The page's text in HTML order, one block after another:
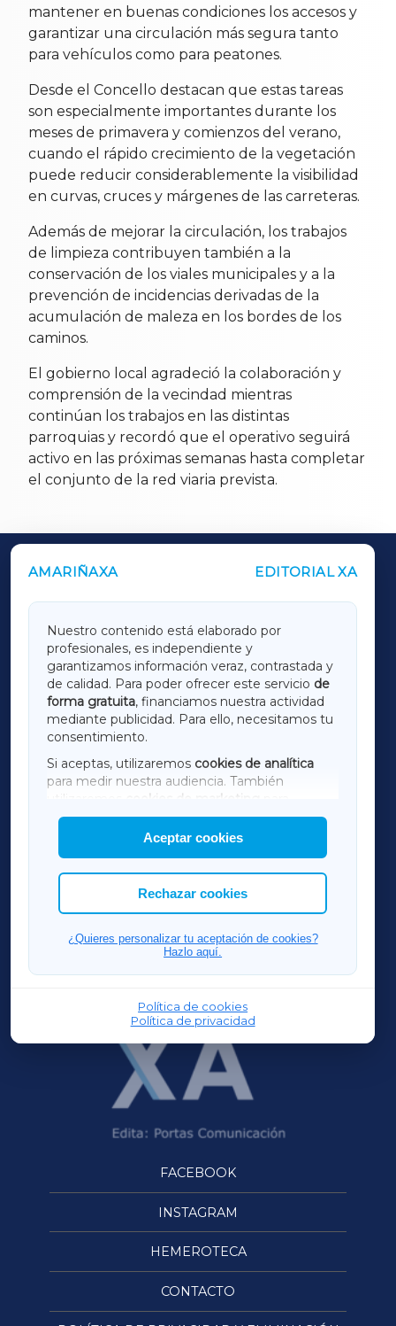
mantener en buenas condiciones los accesos y
garantizar una circulación más segura tanto
para vehículos como para peatones.
Desde el Concello destacan que estas tareas
son especialmente importantes durante los
meses de primavera y comienzos del verano,
cuando el rápido crecimiento de la vegetación
puede reducir considerablemente la visibilidad
en curvas, cruces y márgenes de las carreteras.
Además de mejorar la circulación, los trabajos
de limpieza contribuyen también a la
conservación de los viales municipales y a la
prevención de incidencias derivadas de la
acumulación de maleza en los bordes de los
caminos.
El gobierno local agradeció la colaboración y
comprensión de la vecindad mientras
continúan los trabajos en las distintas
parroquias y recordó que el operativo seguirá
activo en las próximas semanas hasta completar
el conjunto de la red viaria prevista.
AMARIÑAXA EDITORIAL XA
Nuestro contenido está elaborado por
profesionales, es independiente y
garantizamos información veraz, contrastada y
de calidad. Para poder ofrecer este servicio de
forma gratuita, financiamos nuestra actividad
mediante publicidad. Para ello, necesitamos tu
consentimiento.
Si aceptas, utilizaremos cookies de analítica
para medir nuestra audiencia. También
utilizaremos
cookies de marketing
mostrar publicidad de terceros.
Asimismo, puedes personalizar la elección de
las cookies que deseas permitir.
Aceptar cookies
Rechazar cookies
¿Quieres personalizar tu aceptación de cookies?
Hazlo aquí.
Política de cookies
Política de privacidad
OUTROS PERIÓDICOS
LUGOXA
TERRACHAXA
AMARIÑAXA
RIBEIRASACRAXA
ACORUÑAXA
FERROLXA
OURENSEXA
FACEBOOK
INSTAGRAM
HEMEROTECA
CONTACTO